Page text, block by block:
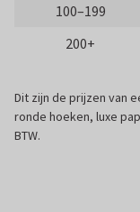
100–199
200+
Dit zijn de prijzen van
ronde hoeken, luxe
BTW.